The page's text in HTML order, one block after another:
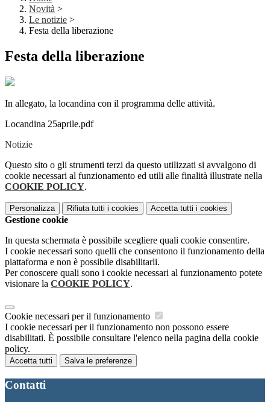
Novità >
Le notizie >
Festa della liberazione
Festa della liberazione
In allegato, la locandina con il programma delle attività.
Locandina 25aprile.pdf
Notizie
Questo sito o gli strumenti terzi da questo utilizzati si avvalgono di
cookie necessari al funzionamento ed utili alle finalità illustrate nella
COOKIE POLICY.
Personalizza Rifiuta tutti i cookies Accetta tutti i cookies
Gestione cookie
In questa schermata è possibile scegliere quali cookie consentire.
I cookie necessari sono quelli che consentono il funzionamento della
piattaforma e non è possibile disabilitarli.
Per conoscere quali sono i cookie necessari al funzionamento potete
visionare la COOKIE POLICY.
Cookie necessari per il funzionamento
I cookie necessari per il funzionamento non possono essere
disabilitati. È possibile consultare l'elenco nella pagina della cookie
policy.
Accetta tutti Salva le preferenze
Contatti